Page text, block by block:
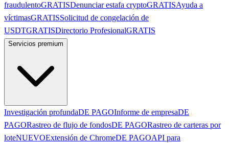
fraudulentoGRATISDenunciar estafa cryptoGRATISAyuda a
víctimasGRATISSolicitud de congelación de
USDTGRATISDirectorio ProfesionalGRATIS
Servicios premium
Investigación profundaDE PAGOInforme de empresaDE
PAGORastreo de flujo de fondosDE PAGORastreo de carteras por
loteNUEVOExtensión de ChromeDE PAGOAPI para